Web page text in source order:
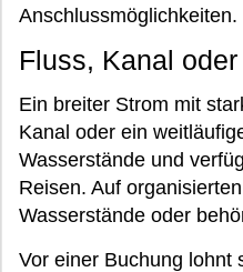
Anschlussmöglichkeiten.
Fluss, Kanal
Ein breiter Strom mit
Kanal oder ein
Wasserstände und
Reisen. Auf
Wasserstände oder
Vor einer Buchung lohnt